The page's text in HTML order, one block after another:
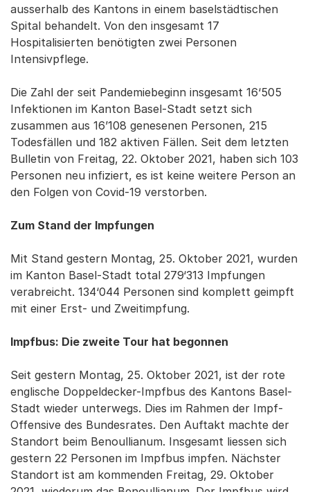
ausserhalb des Kantons in einem baselstädtischen
Spital behandelt. Von den insgesamt 17
Hospitalisierten benötigten zwei Personen
Intensivpflege.
Die Zahl der seit Pandemiebeginn insgesamt 16‘505
Infektionen im Kanton Basel-Stadt setzt sich
zusammen aus 16’108 genesenen Personen, 215
Todesfällen und 182 aktiven Fällen. Seit dem letzten
Bulletin von Freitag, 22. Oktober 2021, haben sich 103
Personen neu infiziert, es ist keine weitere Person an
den Folgen von Covid-19 verstorben.
Zum Stand der Impfungen
Mit Stand gestern Montag, 25. Oktober 2021, wurden
im Kanton Basel-Stadt total 279‘313 Impfungen
verabreicht. 134‘044 Personen sind komplett geimpft
mit einer Erst- und Zweitimpfung.
Impfbus: Die zweite Tour hat begonnen
Seit gestern Montag, 25. Oktober 2021, ist der rote
englische Doppeldecker-Impfbus des Kantons Basel-
Stadt wieder unterwegs. Dies im Rahmen der Impf-
Offensive des Bundesrates. Den Auftakt machte der
Standort beim Benoullianum. Insgesamt liessen sich
gestern 22 Personen im Impfbus impfen. Nächster
Standort ist am kommenden Freitag, 29. Oktober